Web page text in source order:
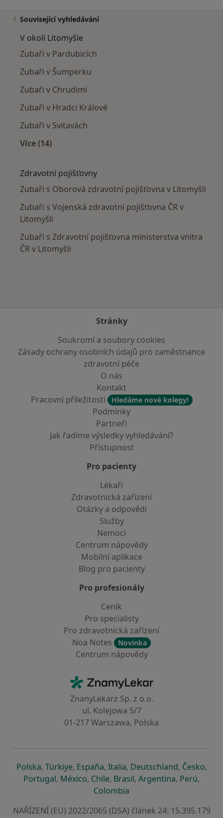
Související vyhledávání
V okolí Litomyšle
Zubaři v Pardubicích
Zubaři v Šumperku
Zubaři v Chrudimi
Zubaři v Hradci Králové
Zubaři v Svitavách
Více (14)
Zdravotní pojišťovny
Zubaři s Oborová zdravotní pojišťovna v Litomyšli
Zubaři s Vojenská zdravotní pojišťovna ČR v
Litomyšli
Zubaři s Zdravotní pojišťovna ministerstva vnitra
ČR v Litomyšli
Stránky
Soukromí a soubory cookies
Zásady ochrany osobních údajů pro zaměstnance
zdravotní péče
O nás
Kontakt
Pracovní příležitosti
Hledáme nové kolegy!
Podmínky
Partneři
Jak řadíme výsledky vyhledávání?
Přístupnost
Pro pacienty
Lékaři
Zdravotnická zařízení
Otázky a odpovědi
Služby
Nemoci
Centrum nápovědy
Mobilní aplikace
Blog pro pacienty
Pro profesionály
Ceník
Pro specialisty
Pro zdravotnická zařízení
Noa Notes
Novinka
Centrum nápovědy
ZnamyLekar - Hlavní stránka
ZnanyLekarz Sp. z o.o.
ul. Kolejowa 5/7
01-217 Warszawa, Polska
Polskase otevře v nové záložce
, Türkiyese otevře v nové záložce
, Españase otevře v nové záložce
, Italiase otevře v nové záložce
, Deutschlandse otevře v
, Českose
,
Portugalse otevře v nové záložce
, Méxicose otevře v nové záložce
, Chilese otevře v nové záložce
, Brasilse otevře v nové
, Argentinase otevře v
, Perúse
,
Colombia
NAŘÍZENÍ (EU) 2022/2065 (DSA) článek 24: 15.395.179